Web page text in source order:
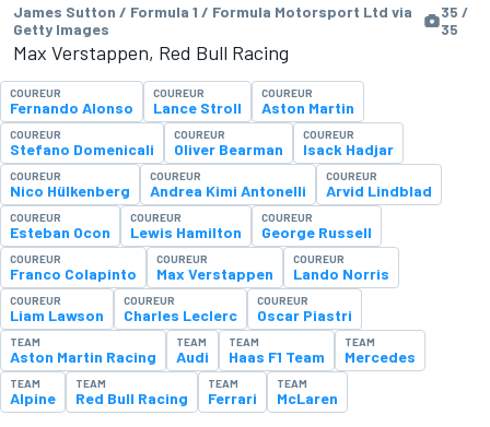
James Sutton / Formula 1 / Formula Motorsport Ltd via
Getty Images
35 /
35
Max Verstappen, Red Bull Racing
COUREUR
Fernando Alonso
COUREUR
Lance Stroll
COUREUR
Aston Martin
COUREUR
Stefano Domenicali
COUREUR
Oliver Bearman
COUREUR
Isack Hadjar
COUREUR
Nico Hülkenberg
COUREUR
Andrea Kimi Antonelli
COUREUR
Arvid Lindblad
COUREUR
Esteban Ocon
COUREUR
Lewis Hamilton
COUREUR
George Russell
COUREUR
Franco Colapinto
COUREUR
Max Verstappen
COUREUR
Lando Norris
COUREUR
Liam Lawson
COUREUR
Charles Leclerc
COUREUR
Oscar Piastri
TEAM
Aston Martin Racing
TEAM
Audi
TEAM
Haas F1 Team
TEAM
Mercedes
TEAM
Alpine
TEAM
Red Bull Racing
TEAM
Ferrari
TEAM
McLaren